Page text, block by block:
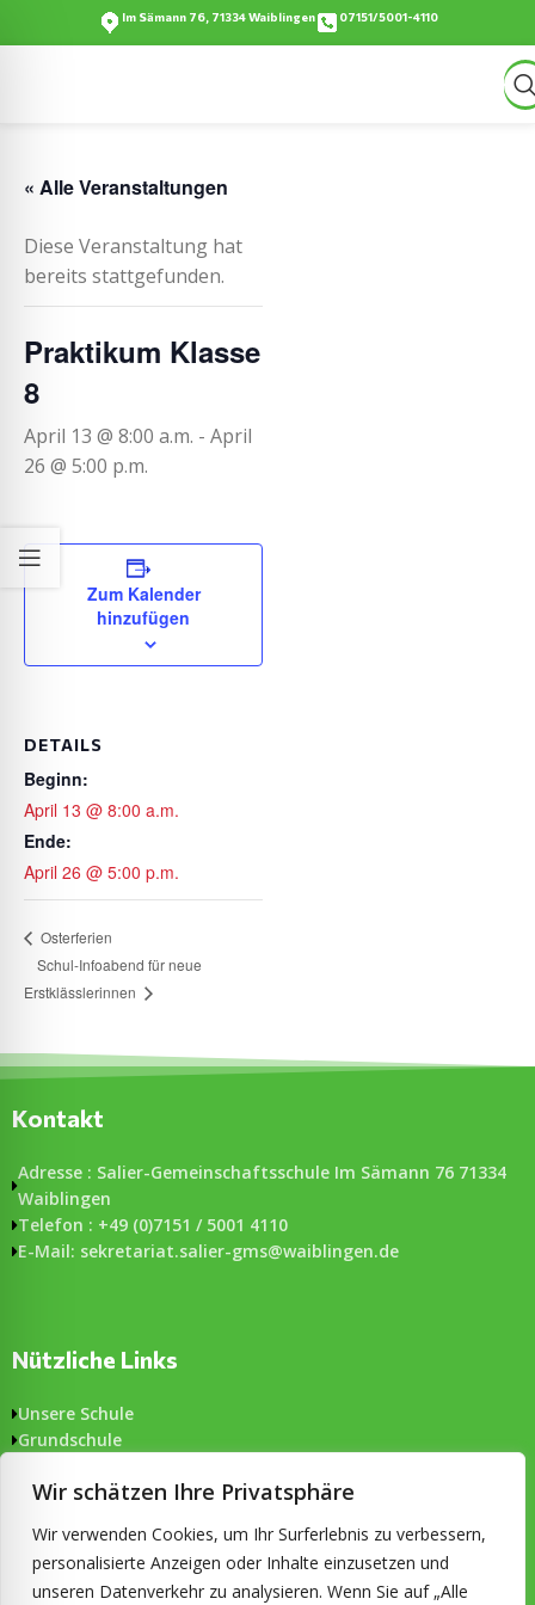
Wir schätzen Ihre Privatsphäre
Wir verwenden Cookies, um Ihr Surferlebnis zu verbessern,
personalisierte Anzeigen oder Inhalte einzusetzen und
unseren Datenverkehr zu analysieren. Wenn Sie auf „Alle
Im Sämann 76, 71334 Waiblingen 07151/5001-4110
« Alle Veranstaltungen
Diese Veranstaltung hat
bereits stattgefunden.
Praktikum Klasse
8
April 13 @ 8:00 a.m. - April
26 @ 5:00 p.m.
Zum Kalender
hinzufügen
DETAILS
Beginn:
April 13 @ 8:00 a.m.
Ende:
April 26 @ 5:00 p.m.
Osterferien
Schul-Infoabend für neue
Erstklässlerinnen
Kontakt
Adresse : Salier-Gemeinschaftsschule Im Sämann 76 71334
Waiblingen
Telefon : +49 (0)7151 / 5001 4110
E-Mail: sekretariat.salier-gms@waiblingen.de
Nützliche Links
Unsere Schule
Grundschule
Aktuelles
Impressum & Datenschutz
Barrierefreiheit